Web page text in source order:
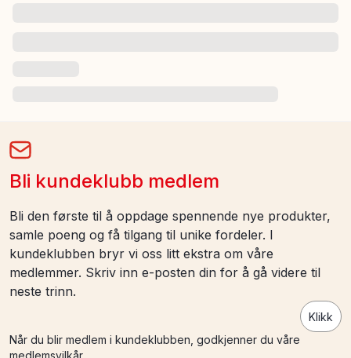
Bli kundeklubb medlem
Bli den første til å oppdage spennende nye produkter,
samle poeng og få tilgang til unike fordeler. I
kundeklubben bryr vi oss litt ekstra om våre
medlemmer. Skriv inn e-posten din for å gå videre til
neste trinn.
Klikk
Når du blir medlem i kundeklubben, godkjenner du våre
medlemsvilkår.